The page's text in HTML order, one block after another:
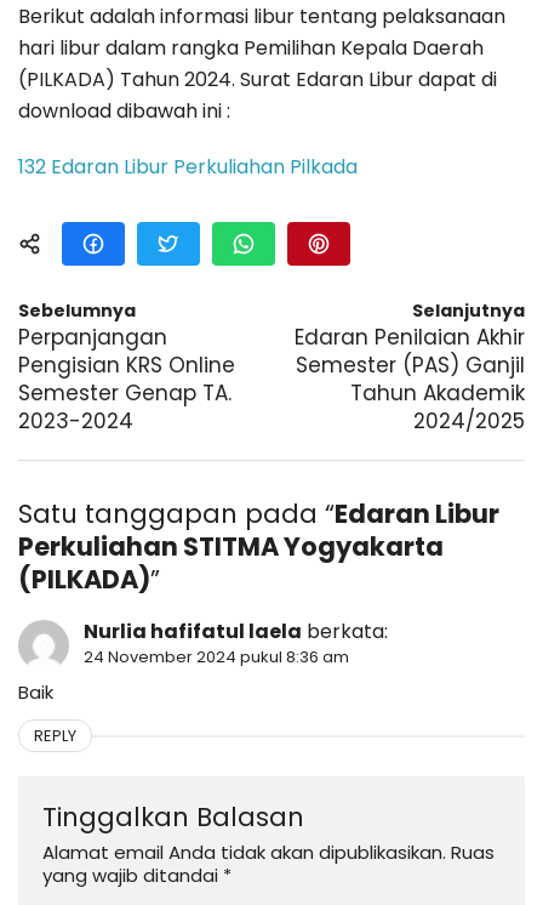
Berikut adalah informasi libur tentang pelaksanaan
hari libur dalam rangka Pemilihan Kepala Daerah
(PILKADA) Tahun 2024. Surat Edaran Libur dapat di
download dibawah ini :
132 Edaran Libur Perkuliahan Pilkada
Sebelumnya
Perpanjangan
Pengisian KRS Online
Semester Genap TA.
2023-2024
Selanjutnya
Edaran Penilaian Akhir
Semester (PAS) Ganjil
Tahun Akademik
2024/2025
Satu tanggapan pada “Edaran Libur
Perkuliahan STITMA Yogyakarta
(PILKADA)”
Nurlia hafifatul laela berkata:
24 November 2024 pukul 8:36 am
Baik
REPLY
Tinggalkan Balasan
Alamat email Anda tidak akan dipublikasikan. Ruas
yang wajib ditandai *